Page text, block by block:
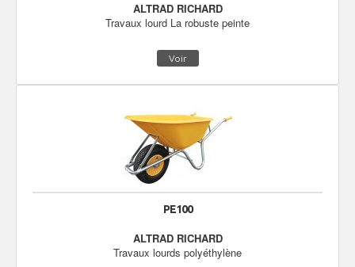
ALTRAD RICHARD
Travaux lourd La robuste peinte
Voir
PE100
ALTRAD RICHARD
Travaux lourds polyéthylène